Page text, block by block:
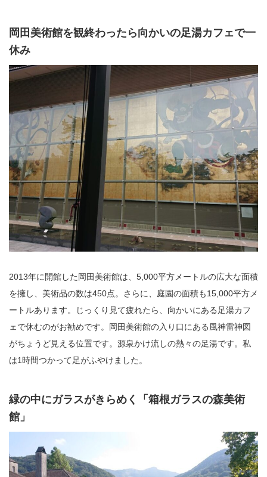
岡田美術館を観終わったら向かいの足湯カフェで一
休み
2013年に開館した岡田美術館は、5,000平方メートルの広大な面積
を擁し、美術品の数は450点。さらに、庭園の面積も15,000平方メ
ートルあります。じっくり見て疲れたら、向かいにある足湯カフ
ェで休むのがお勧めです。岡田美術館の入り口にある風神雷神図
がちょうど見える位置です。源泉かけ流しの熱々の足湯です。私
は1時間つかって足がふやけました。
緑の中にガラスがきらめく「箱根ガラスの森美術
館」